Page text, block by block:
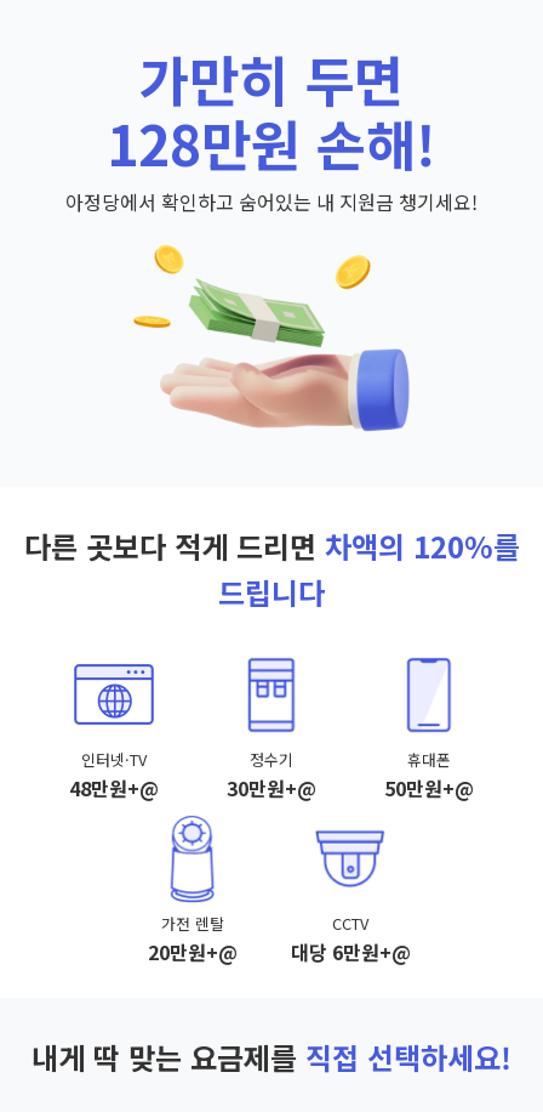
가만히 두면
128만원 손해!
아정당에서 확인하고 숨어있는 내 지원금 챙기세요!
다른 곳보다 적게 드리면 차액의 120%를
드립니다
인터넷·TV
48만원+@
정수기
30만원+@
휴대폰
50만원+@
가전 렌탈
20만원+@
CCTV
대당 6만원+@
내게 딱 맞는 요금제를 직접 선택하세요!